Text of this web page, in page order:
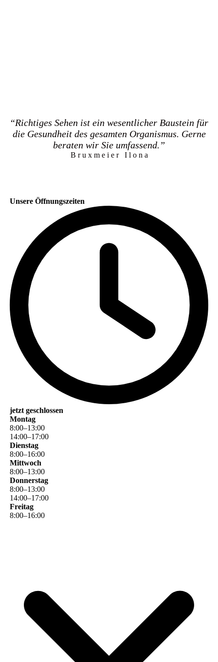
“Richtiges Sehen ist ein wesentlicher Baustein für
die Gesundheit des gesamten Organismus. Gerne
beraten wir Sie umfassend.”
B r u x m e i e r I l o n a
Unsere Öffnungszeiten
jetzt geschlossen
Montag
8:00–13:00
14:00–17:00
Dienstag
8:00–16:00
Mittwoch
8:00–13:00
Donnerstag
8:00–13:00
14:00–17:00
Freitag
8:00–16:00